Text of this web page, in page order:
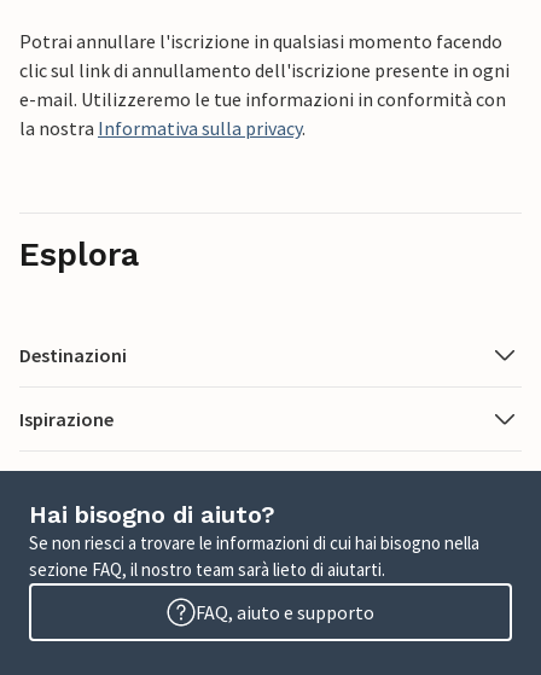
Potrai annullare l'iscrizione in qualsiasi momento facendo
clic sul link di annullamento dell'iscrizione presente in ogni
e-mail. Utilizzeremo le tue informazioni in conformità con
la nostra Informativa sulla privacy.
Esplora
Destinazioni
Ispirazione
Hai bisogno di aiuto?
Se non riesci a trovare le informazioni di cui hai bisogno nella
sezione FAQ, il nostro team sarà lieto di aiutarti.
FAQ, aiuto e supporto